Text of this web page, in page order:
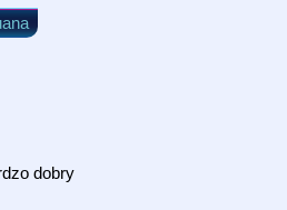
dobry